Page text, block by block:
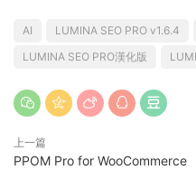
AI LUMINA SEO PRO v1.6.4
LUMINA SEO PRO漢化版
上一篇
PPOM Pro for WooCommerce